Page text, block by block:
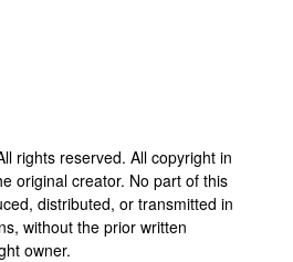
rights reserved. All copyright in
original creator. No part of this
distributed, or transmitted in
without the prior written
owner.